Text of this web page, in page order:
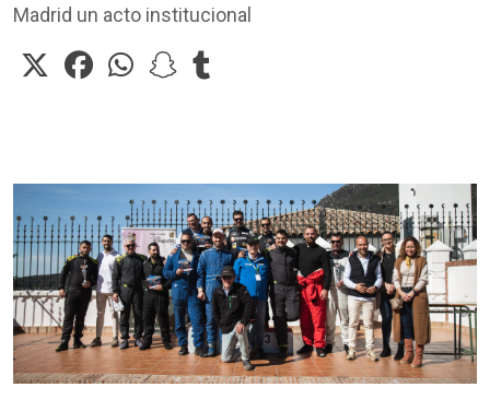
Madrid un acto institucional